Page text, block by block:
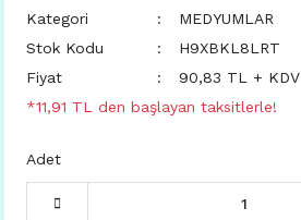
Kategori
MEDYUMLAR
Stok Kodu
H9XBKL8LRT
Fiyat
90,83 TL + KDV
*11,91 TL den başlayan taksitlerle!
Adet